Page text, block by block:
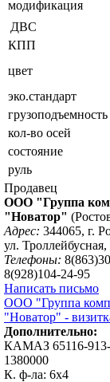
модификация
ДВС
КПП
цвет
эко.стандарт
грузоподъемность
кол-во осей
состояние
руль
Продавец
ООО "Группа
"Новатор"
Адрес: 344065, г.
ул.
Телефоны:
8(928)104-24-95
Написать письмо
ООО "Группа
"Новатор" -
Дополнительно:
КАМАЗ 65116-
1380000
К. ф-ла: 6х4